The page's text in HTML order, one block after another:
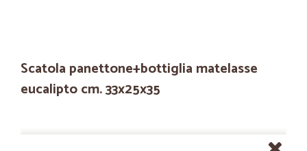
Scatola panettone+bottiglia matelasse
eucalipto cm. 33x25x35